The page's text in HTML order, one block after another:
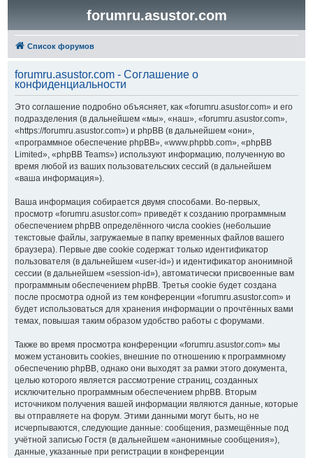
forumru.asustor.com
Список форумов
forumru.asustor.com - Соглашение о
конфиденциальности
Это соглашение подробно объясняет, как «forumru.asustor.com» и его
подразделения (в дальнейшем «мы», «наш», «forumru.asustor.com»,
«https://forumru.asustor.com») и phpBB (в дальнейшем «они»,
«программное обеспечение phpBB», «www.phpbb.com», «phpBB
Limited», «phpBB Teams») используют информацию, полученную во
время любой из ваших пользовательских сессий (в дальнейшем
«ваша информация»).
Ваша информация собирается двумя способами. Во-первых,
просмотр «forumru.asustor.com» приведёт к созданию программным
обеспечением phpBB определённого числа cookies (небольшие
текстовые файлы, загружаемые в папку временных файлов вашего
браузера). Первые две cookie содержат только идентификатор
пользователя (в дальнейшем «user-id») и идентификатор анонимной
сессии (в дальнейшем «session-id»), автоматически присвоенные вам
программным обеспечением phpBB. Третья cookie будет создана
после просмотра одной из тем конференции «forumru.asustor.com» и
будет использоваться для хранения информации о прочтённых вами
темах, повышая таким образом удобство работы с форумами.
Также во время просмотра конференции «forumru.asustor.com» мы
можем установить cookies, внешние по отношению к программному
обеспечению phpBB, однако они выходят за рамки этого документа,
целью которого является рассмотрение страниц, созданных
исключительно программным обеспечением phpBB. Вторым
источником получения вашей информации являются данные, которые
вы отправляете на форум. Этими данными могут быть, но не
исчерпываются, следующие данные: сообщения, размещённые под
учётной записью Гостя (в дальнейшем «анонимные сообщения»),
данные, указанные при регистрации в конференции